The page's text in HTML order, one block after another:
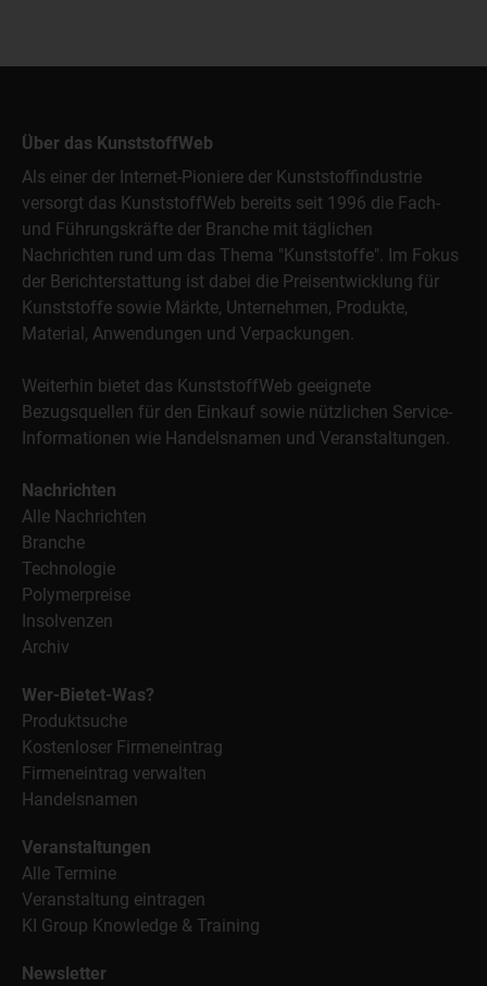
Über das KunststoffWeb
Als einer der Internet-Pioniere der Kunststoffindustrie
versorgt das KunststoffWeb bereits seit 1996 die Fach-
und Führungskräfte der Branche mit täglichen
Nachrichten rund um das Thema "Kunststoffe". Im Fokus
der Berichterstattung ist dabei die Preisentwicklung für
Kunststoffe sowie Märkte, Unternehmen, Produkte,
Material, Anwendungen und Verpackungen.
Weiterhin bietet das KunststoffWeb geeignete
Bezugsquellen für den Einkauf sowie nützlichen Service-
Informationen wie Handelsnamen und Veranstaltungen.
Nachrichten
Alle Nachrichten
Branche
Technologie
Polymerpreise
Insolvenzen
Archiv
Wer-Bietet-Was?
Produktsuche
Kostenloser Firmeneintrag
Firmeneintrag verwalten
Handelsnamen
Veranstaltungen
Alle Termine
Veranstaltung eintragen
KI Group Knowledge & Training
Newsletter